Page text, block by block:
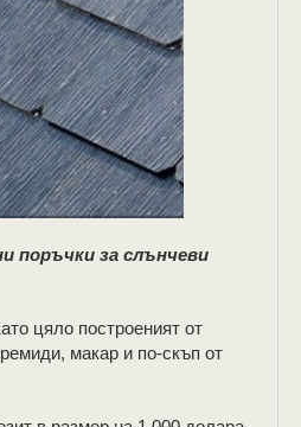
поръчки за слънчеви
цяло построеният от
макар и по-скъп от